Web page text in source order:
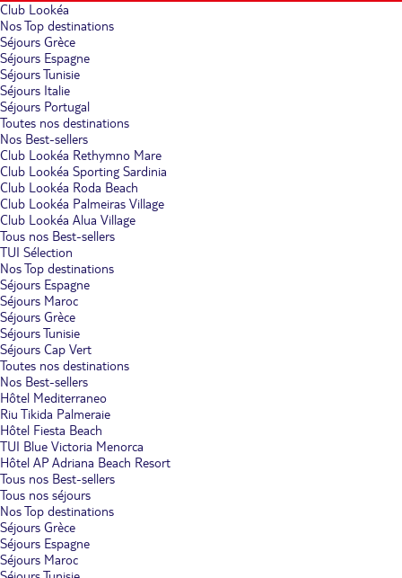
Club Lookéa
Nos Top destinations
Séjours Grèce
Séjours Espagne
Séjours Tunisie
Séjours Italie
Séjours Portugal
Toutes nos destinations
Nos Best-sellers
Club Lookéa Rethymno Mare
Club Lookéa Sporting Sardinia
Club Lookéa Roda Beach
Club Lookéa Palmeiras Village
Club Lookéa Alua Village
Tous nos Best-sellers
TUI Sélection
Nos Top destinations
Séjours Espagne
Séjours Maroc
Séjours Grèce
Séjours Tunisie
Séjours Cap Vert
Toutes nos destinations
Nos Best-sellers
Hôtel Mediterraneo
Riu Tikida Palmeraie
Hôtel Fiesta Beach
TUI Blue Victoria Menorca
Hôtel AP Adriana Beach Resort
Tous nos Best-sellers
Tous nos séjours
Nos Top destinations
Séjours Grèce
Séjours Espagne
Séjours Maroc